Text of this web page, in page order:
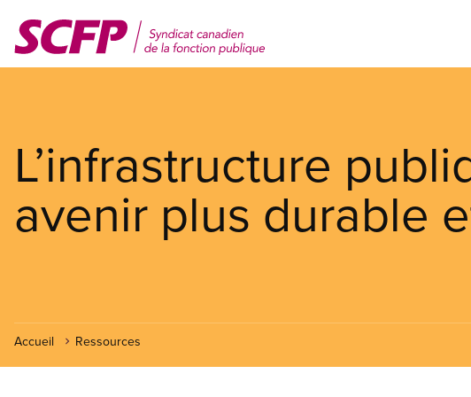
contenu
L’infrastructure
avenir plus durable
Accueil Ressources